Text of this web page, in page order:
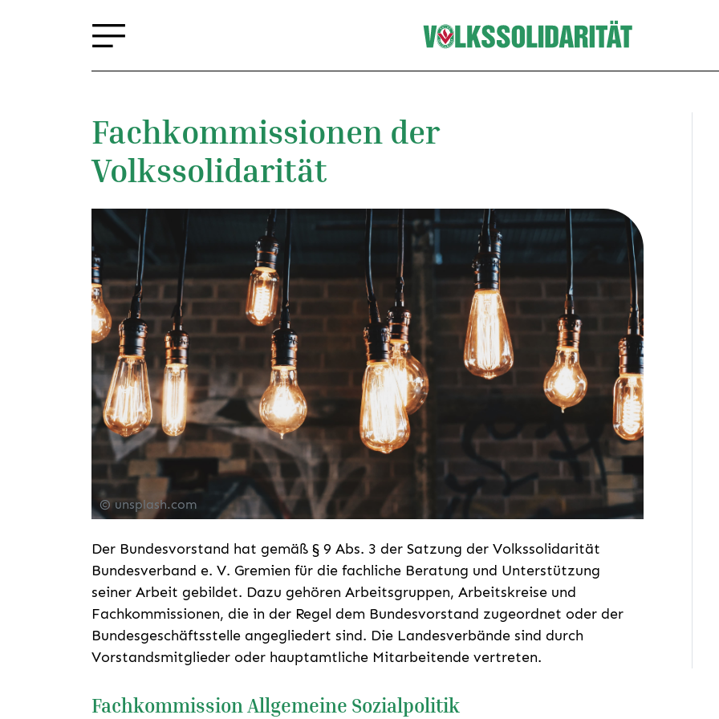
Fachkommissionen der
Volkssolidarität
© unsplash.com
Der Bundesvorstand hat gemäß § 9 Abs. 3 der Satzung der Volkssolidarität
Bundesverband e. V. Gremien für die fachliche Beratung und Unterstützung
seiner Arbeit gebildet. Dazu gehören Arbeitsgruppen, Arbeitskreise und
Fachkommissionen, die in der Regel dem Bundesvorstand zugeordnet oder der
Bundesgeschäftsstelle angegliedert sind. Die Landesverbände sind durch
Vorstandsmitglieder oder hauptamtliche Mitarbeitende vertreten.
Fachkommission Allgemeine Sozialpolitik